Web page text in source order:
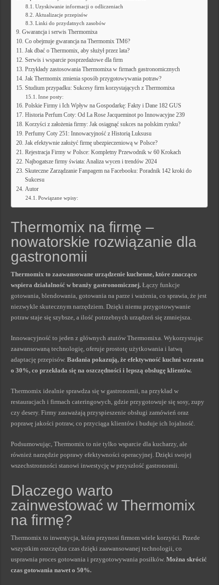
Uzyskiwanie informacji o odliczeniach
Aktualizacje przepisów
Linki do przydatnych zasobów
Gwarancja i serwis Thermomixa
Co obejmuje gwarancja na Thermomix TM6?
Jak dbać o Thermomix, aby służył przez lata?
Serwis i wsparcie posprzedażowe dla firm
Przykłady zastosowania Thermomixa w firmach gastronomicznych
Jak Thermomix zmienia sposób przygotowywania potraw?
Studium przypadku: Sukcesy firm korzystających z Thermomixa
Inne posty:
Polskie Firmy i Ich Wpływ na Gospodarkę: Fakty i Dane 182 GUS
Historia Perfum Coty: Od La Rose Jacqueminot po Innowacyjne 239
Korzyści z założenia firmy: Jak osiągnąć sukces na polskim rynku?
Perfumy Coty 251: Innowacyjność z Historią Luksusu
Jak efektywnie założyć firmę ubezpieczeniową w Polsce?
Rejestracja Firmy w Polsce: Kompletny Przewodnik w 60 Krokach
Najbogatsze firmy świata: Analiza wycen i trendów 2024
Skuteczne Zarządzanie Fanpagem na Facebooku: Poradnik 142 kroki do
Sukcesu
Autor
Powiązane wpisy:
Thermomix na firmę –
nowatorskie rozwiązanie dla
gastronomii
Thermomix to zaawansowane urządzenie kuchenne, które znacząco
wspiera działalność w branży gastronomicznej. Łączy funkcje
gotowania, blendowania, gotowania na parze i ważenia, co sprawia, że jest
niezwykle skutecznym narzędziem. Dzięki niemu przygotowywanie
potraw staje się szybsze, a ilość potrzebnych urządzeń się zmniejsza.
Innowacyjność to jeden z głównych atutów Thermomixa. Wykorzystując
zaawansowaną technologię, oferuje prostotę użytkowania i łatwą
adaptację przepisów.Badania pokazują, że efektywność kuchni wzrasta
o 30%, co przekłada się na oszczędności i lepszą obsługę klientów.
Thermomix idealnie sprawdza się w gastronomii, na przykład w
restauracjach i firmach cateringowych, gdzie przygotowuje się sosy, zupy
czy desery. Firmy zauważają przyspieszenie obsługi zamówień oraz
poprawę jakości potraw, co przyciąga klientów i buduje ich lojalność.
Podsumowując, Thermomix to nie tylko wsparcie dla kucharzy, ale
również narzędzie poprawy efektywności operacyjnej. Dzięki swojej
wszechstronności stanowi inwestycję w przyszłość gastronomii.
Dlaczego warto
zainwestować w Thermomix
na firmę?
Thermomix to inwestycja, która przynosi firmom wiele korzyści. Przede
wszystkim oszczędza czas dzięki zaawansowanej technologii, co
usprawnia proces gotowania i przygotowywania posiłków.Można skrócić
czas gotowania nawet o 50%.